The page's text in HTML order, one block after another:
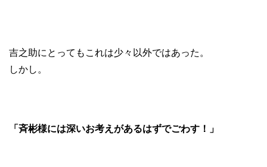
吉之助にとってもこれは少々以外ではあった。
しかし。
「斉彬様には深いお考えがあるはずでごわす！」